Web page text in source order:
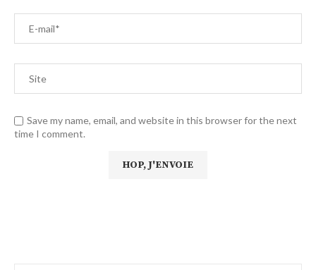
Save my name, email, and website in this browser for the next
time I comment.